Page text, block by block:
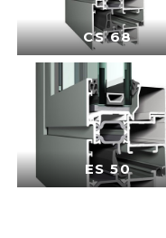
CS 68
ES 50